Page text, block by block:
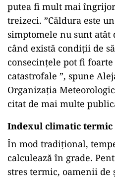
putea fi mult mai
treizeci. ”Căldura este
simptomele nu sunt
când există condiții de
consecințele pot fi
catastrofale ”, spune
Organizația
citat de mai multe
Indexul climatic
În mod tradițional,
calculează în grade.
stres termic, oamenii de